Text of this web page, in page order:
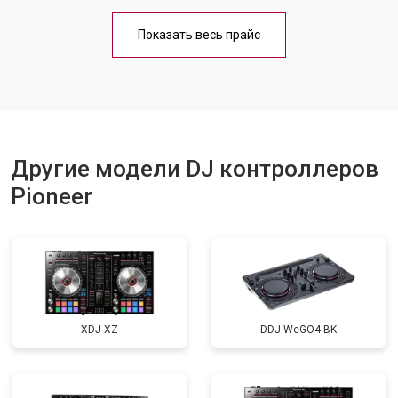
Показать весь прайс
Другие модели DJ контроллеров
Pioneer
XDJ-XZ DDJ-WeGO4 BK